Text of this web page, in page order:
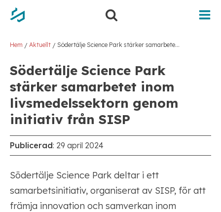
Hoppa
Hoppa
Hem / Aktuellt / Södertälje Science Park stärker samarbetet inom livsmedelssektorn genom initiativ från SISP
Södertälje Science Park
stärker samarbetet inom
livsmedelssektorn genom
initiativ från SISP
Publicerad: 29 april 2024
Södertälje Science Park deltar i ett
samarbetsinitiativ, organiserat av SISP, för att
främja innovation och samverkan inom